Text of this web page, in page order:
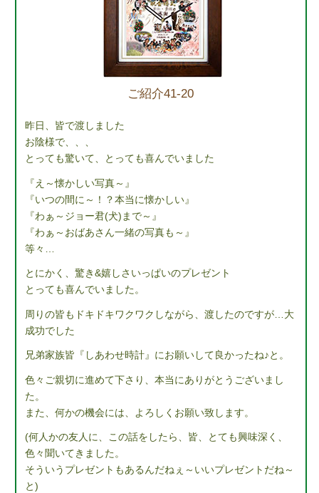
ご紹介41-20
昨日、皆で渡しました
お陰様で、、、
とっても驚いて、とっても喜んでいました
『え～懐かしい写真～』
『いつの間に～！？本当に懐かしい』
『わぁ～ジョー君(犬)まで～』
『わぁ～おばあさん一緒の写真も～』
等々…
とにかく、驚き&嬉しさいっぱいのプレゼント
とっても喜んでいました。
周りの皆もドキドキワクワクしながら、渡したのですが…大
成功でした
兄弟家族皆『しあわせ時計』にお願いして良かったね♪と。
色々ご親切に進めて下さり、本当にありがとうございまし
た。
また、何かの機会には、よろしくお願い致します。
(何人かの友人に、この話をしたら、皆、とても興味深く、
色々聞いてきました。
そういうプレゼントもあるんだねぇ～いいプレゼントだね～
と)